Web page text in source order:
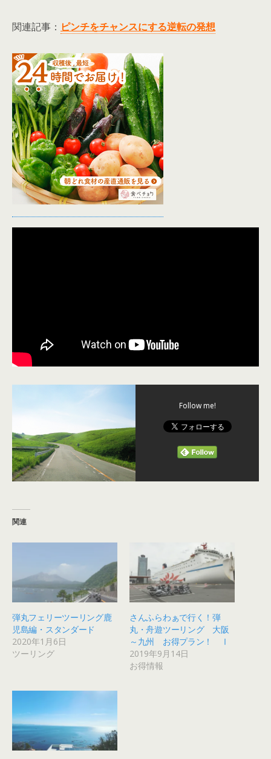
関連記事： ピンチをチャンスにする逆転の発想
Follow me!
関連
弾丸フェリーツーリング鹿
児島編・スタンダード
2020年1月6日
ツーリング
さんふらわぁで行く！弾
丸・舟遊ツーリング 大阪
～九州 お得プラン！ Ⅰ
2019年9月14日
お得情報